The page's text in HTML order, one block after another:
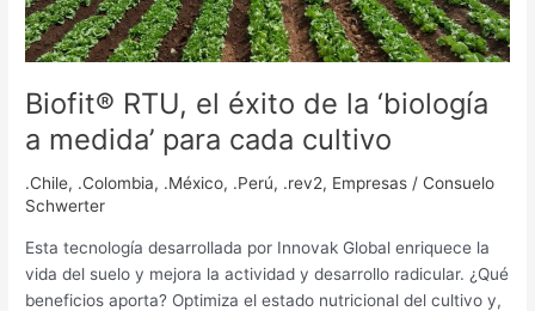
Biofit® RTU, el éxito de la ‘biología
a medida’ para cada cultivo
.Chile, .Colombia, .México, .Perú, .rev2, Empresas / Consuelo
Schwerter
Esta tecnología desarrollada por Innovak Global enriquece la
vida del suelo y mejora la actividad y desarrollo radicular. ¿Qué
beneficios aporta? Optimiza el estado nutricional del cultivo y,
medida’
para
cada
cultivo